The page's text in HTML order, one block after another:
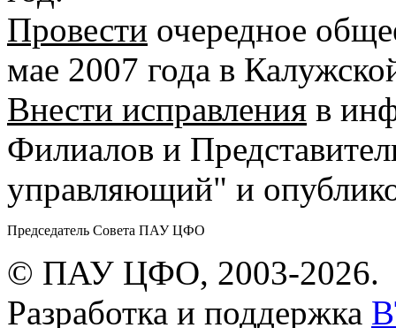
Провести очередное
мае 2007 года в
Внести исправления в
Филиалов и
управляющий" и
Председатель Совета ПАУ ЦФО
© ПАУ ЦФО, 2003-2026.
Разработка и поддержка